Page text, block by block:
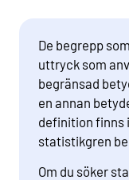
De begrepp
uttryck som
begränsad
en annan
definition finns
statistikgren
Om du söker